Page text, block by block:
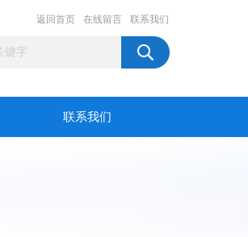
返回首页 在线留言 联系我们
联系我们